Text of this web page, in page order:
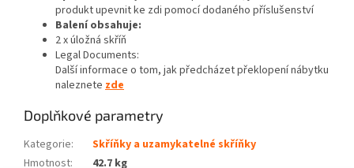
produkt upevnit ke zdi pomocí dodaného příslušenství
Balení obsahuje:
2 x úložná skříň
Legal Documents:
Další informace o tom, jak předcházet překlopení nábytku
naleznete zde
Doplňkové parametry
Kategorie:
Skříňky a uzamykatelné skříňky
Hmotnost: 42.7 kg